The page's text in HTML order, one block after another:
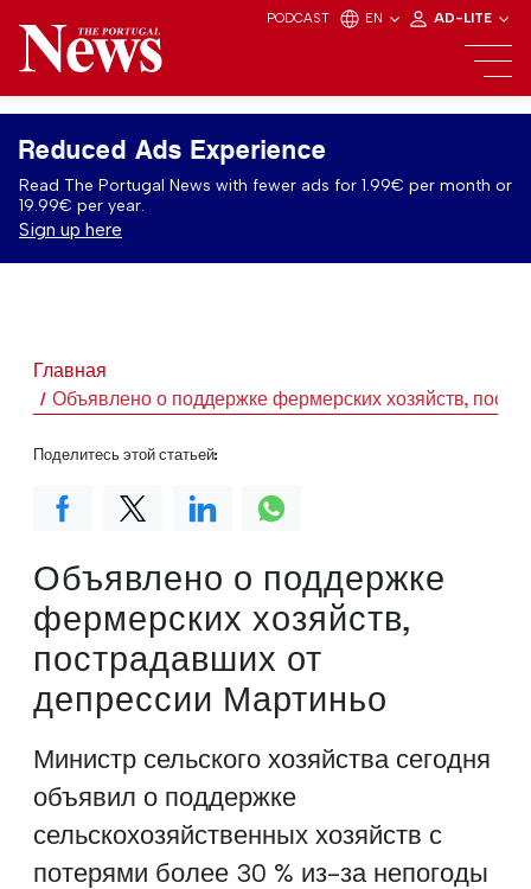
PODCAST EN AD-LITE
Reduced Ads Experience
Read The Portugal News with fewer ads for 1.99€ per month or
19.99€ per year.
Sign up here
Главная
Объявлено о поддержке фермерских хозяйств,
Объявлено о поддержке
фермерских хозяйств,
пострадавших от
депрессии Мартиньо
Министр сельского хозяйства сегодня
объявил о поддержке
сельскохозяйственных хозяйств с
потерями более 30 % из-за непогоды
Поделитесь этой статьей: